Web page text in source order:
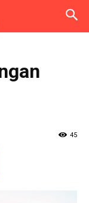
45